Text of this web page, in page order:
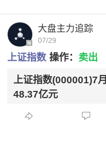
大盘主力追踪
07/29
上证指数 操作： 卖出
上证指数(000001)7
48.37亿元